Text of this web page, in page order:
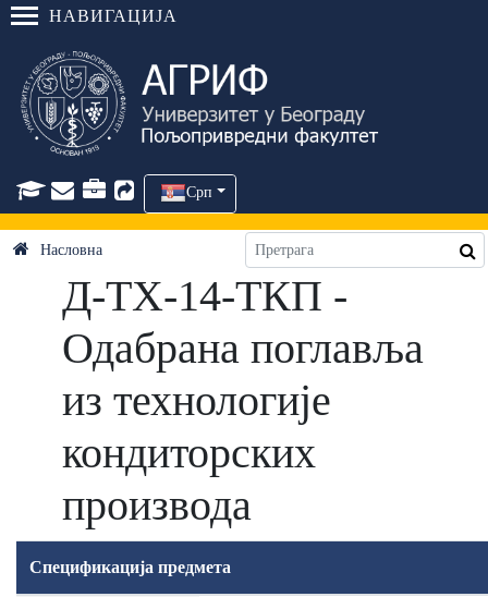
НАВИГАЦИЈА
Срп
Насловна
Д-ТХ-14-ТКП -
Одабрана поглавља
из технологије
кондиторских
производа
Спецификација предмета